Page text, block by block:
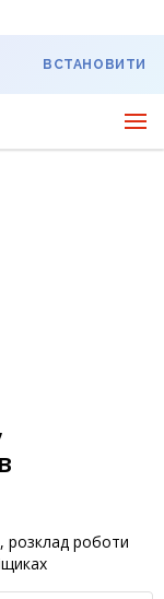
ВСТАНОВИТИ
розклад роботи